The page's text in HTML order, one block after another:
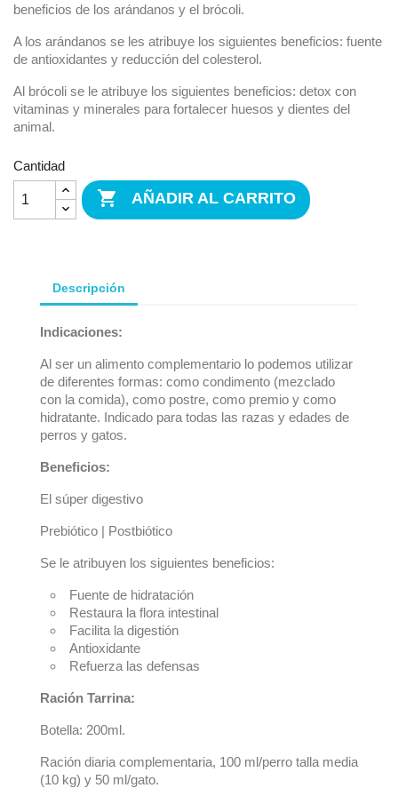
beneficios de los arándanos y el brócoli.
A los arándanos se les atribuye los siguientes beneficios: fuente
de antioxidantes y reducción del colesterol.
Al brócoli se le atribuye los siguientes beneficios: detox con
vitaminas y minerales para fortalecer huesos y dientes del
animal.
Cantidad
 AÑADIR AL CARRITO
Descripción
Indicaciones:
Al ser un alimento complementario lo podemos utilizar
de diferentes formas: como condimento (mezclado
con la comida), como postre, como premio y como
hidratante. Indicado para todas las razas y edades de
perros y gatos.
Beneficios:
El súper digestivo
Prebiótico | Postbiótico
Se le atribuyen los siguientes beneficios:
Fuente de hidratación
Restaura la flora intestinal
Facilita la digestión
Antioxidante
Refuerza las defensas
Ración Tarrina:
Botella: 200ml.
Ración diaria complementaria, 100 ml/perro talla media
(10 kg) y 50 ml/gato.